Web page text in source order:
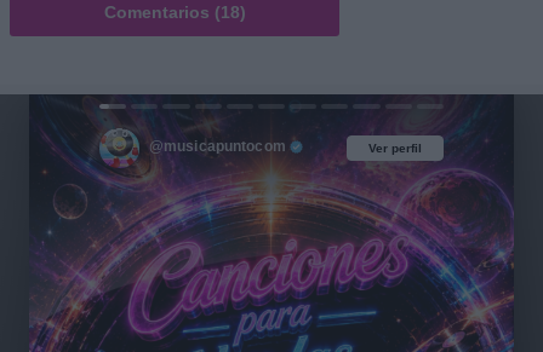
Comentarios (18)
Ver perfil
@musicapuntocom Ver perfil